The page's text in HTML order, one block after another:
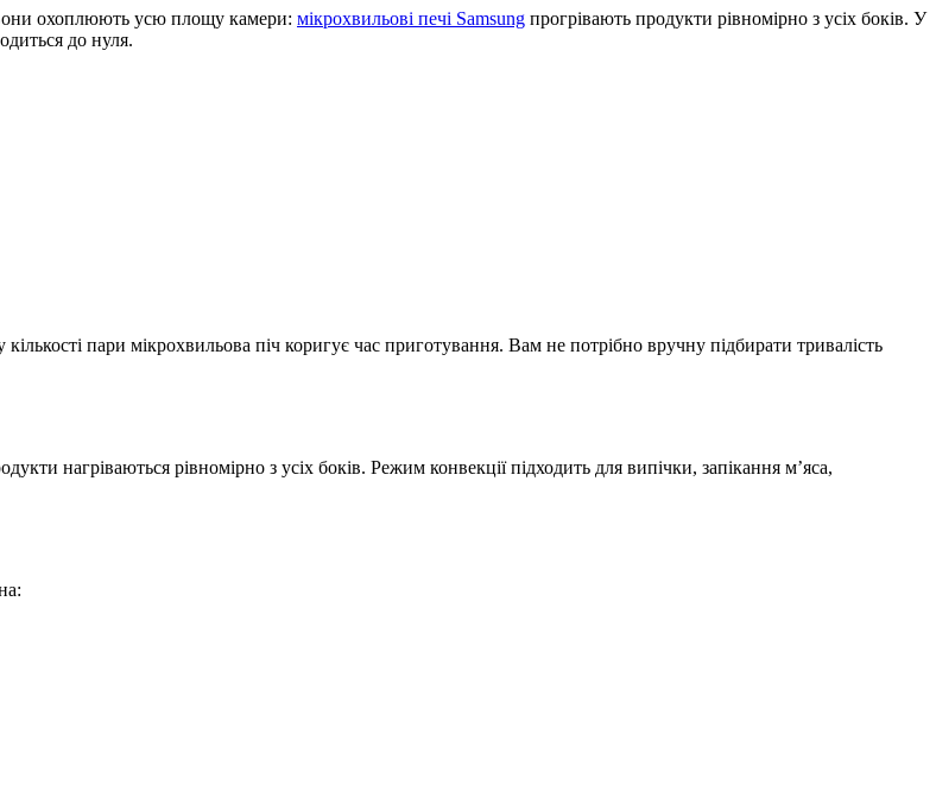
Вони охоплюють усю площу камери: мікрохвильові печі Samsung прогрівають продукти рівномірно з усіх боків. У
до нуля.
пари мікрохвильова піч коригує час приготування. Вам не потрібно вручну підбирати тривалість
нагріваються рівномірно з усіх боків. Режим конвекції підходить для випічки, запікання м’яса,